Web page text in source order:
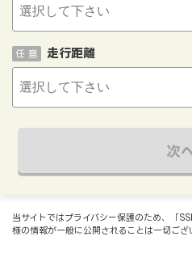
走行距離
任 意
次
当サイトではプライバシー保護のため、「
様の情報が一般に公開されることは一切ござ